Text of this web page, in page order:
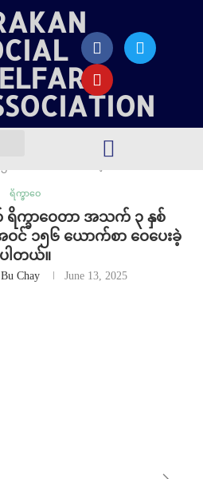
ရိက္ခာဝေ
ရိက္ခာဝေတာ အသက် ၃ နှစ်
၁၅၆ ယောက်စာ ဝေပေးခဲ့
ပါတယ်။
Chay June 13, 2025